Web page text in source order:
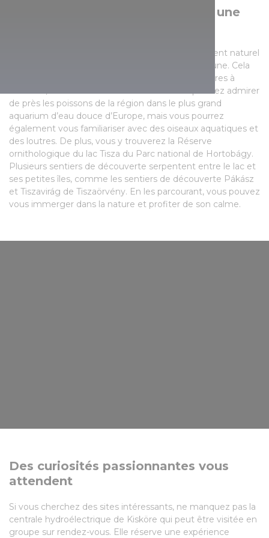
Une merveilleuse occasion pour une
L’attrait principal du lac Tisza est son environnement naturel
intact ainsi que la diversité de sa flore et de sa faune. Cela
vaut la peine de prévoir un arrêt de quelques heures à
Poroszló, à l’Écocentre du lac Tisza où vous pourrez admirer
de près les poissons de la région dans le plus grand
aquarium d’eau douce d’Europe, mais vous pourrez
également vous familiariser avec des oiseaux aquatiques et
des loutres. De plus, vous y trouverez la Réserve
ornithologique du lac Tisza du Parc national de Hortobágy.
Plusieurs sentiers de découverte serpentent entre le lac et
ses petites îles, comme les sentiers de découverte Pákász
et Tiszavirág de Tiszaörvény. En les parcourant, vous pouvez
vous immerger dans la nature et profiter de son calme.
Des curiosités passionnantes vous
attendent
Si vous cherchez des sites intéressants, ne manquez pas la
centrale hydroélectrique de Kisköre qui peut être visitée en
groupe sur rendez-vous. Elle réserve une expérience